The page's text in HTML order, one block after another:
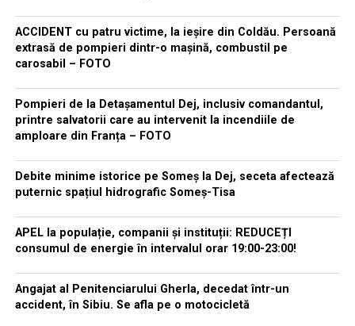
ACCIDENT cu patru victime, la ieșire din Coldău. Persoană
extrasă de pompieri dintr-o mașină, combustil pe
carosabil – FOTO
Pompieri de la Detașamentul Dej, inclusiv comandantul,
printre salvatorii care au intervenit la incendiile de
amploare din Franța – FOTO
Debite minime istorice pe Someș la Dej, seceta afectează
puternic spațiul hidrografic Someș-Tisa
APEL la populație, companii și instituții: REDUCEȚI
consumul de energie în intervalul orar 19:00-23:00!
Angajat al Penitenciarului Gherla, decedat într-un
accident, în Sibiu. Se afla pe o motocicletă